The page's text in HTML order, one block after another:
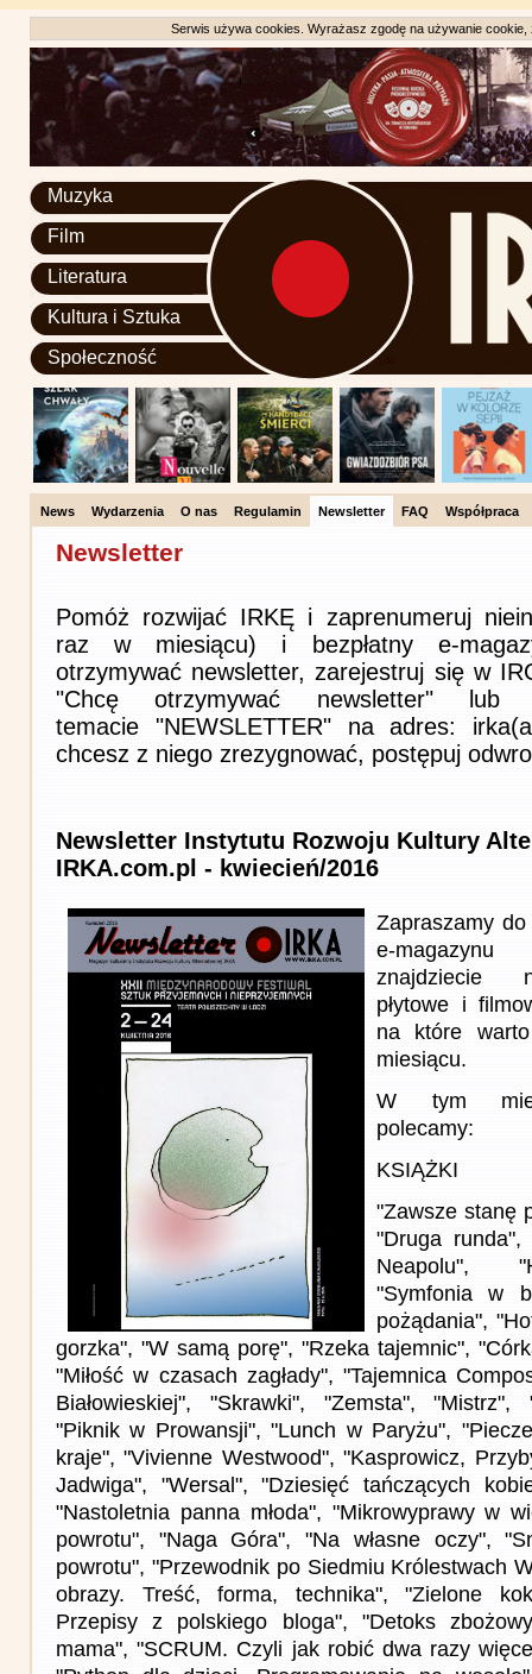
Serwis używa cookies. Wyrażasz zgodę na używanie
Muzyka
Film
Literatura
Kultura i Sztuka
Społeczność
News Wydarzenia O nas Regulamin Newsletter FAQ Współpraca
Newsletter
Pomóż rozwijać IRKĘ i zaprenumeruj
raz w miesiącu) i bezpłatny e-
otrzymywać newsletter, zarejestruj się w
"Chcę otrzymywać newsletter"
temacie "NEWSLETTER" na adres:
chcesz z niego zrezygnować, postępuj
Newsletter Instytutu Rozwoju Kultury
IRKA.com.pl - kwiecień/2016
Zapraszamy
e-
znajdziecie
płytowe i
na które
miesiącu.
W tym
polecamy:
KSIĄŻKI
"Zawsze stanę
"Druga
Neapolu",
"Symfonia w
pożądania",
gorzka", "W samą porę", "Rzeka tajemnic",
"Miłość w czasach zagłady", "Tajemnica
Białowieskiej", "Skrawki", "Zemsta", "Mistrz",
"Piknik w Prowansji", "Lunch w Paryżu",
kraje", "Vivienne Westwood", "Kasprowicz,
Jadwiga", "Wersal", "Dziesięć tańczących
"Nastoletnia panna młoda", "Mikrowyprawy w
powrotu", "Naga Góra", "Na własne oczy",
powrotu", "Przewodnik po Siedmiu Królestwach
obrazy. Treść, forma, technika", "Zielone
Przepisy z polskiego bloga", "Detoks
mama", "SCRUM. Czyli jak robić dwa razy